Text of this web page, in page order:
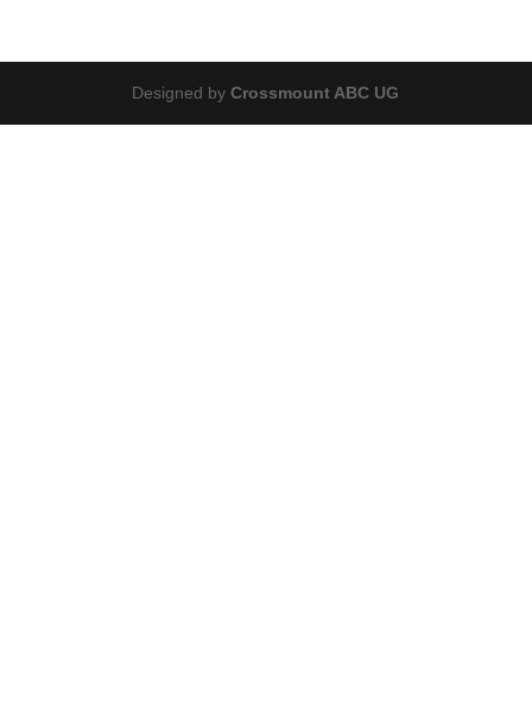
Designed byCrossmount ABC UG